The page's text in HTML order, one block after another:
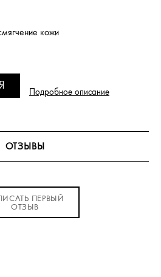
кожи
Подробное описание
ОТЗЫВЫ
ПЕРВЫЙ
ОТЗЫВ